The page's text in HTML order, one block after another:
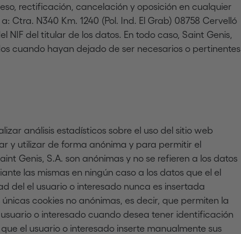
rectificación, cancelación y oposición en cualquier
Ctra. N340 Km. 1240 (Pol. Ind. El Grab) 08758 Cervelló
del titular de los datos. En todo caso, Saint Genis,
cuando hayan dejado de ser necesarios o pertinentes
análisis estadísticos sobre el uso del sitio web
y utilizar de forma anónima y para permitir el
Genis, S.A. son anónimas y no se refieren a los datos
las mismas en ningún caso a los datos que el el
del el usuario o interesado nunca es insertada
cookies no anónimas, es decir, que permiten la
o interesado cuando desea tener identificación
el usuario o interesado inserte manualmente sus